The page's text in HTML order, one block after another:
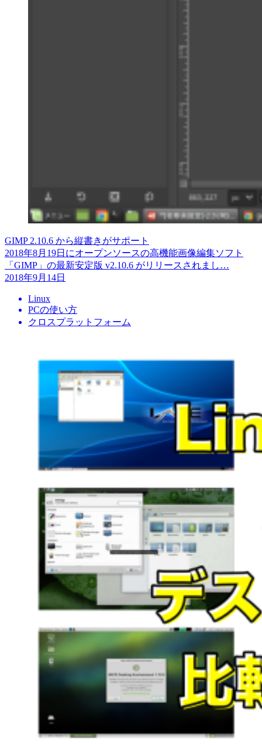
GIMP 2.10.6 から縦書きがサポート
2018年8月19日にオープンソースの高機能画像編集ソフト
「GIMP」の最新安定版 v2.10.6 がリリースされまし…
2018年9月14日
Linux
PCの使い方
クロスプラットフォーム